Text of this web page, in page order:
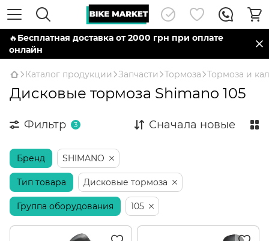
🔥Бесплатная доставка от 2000 грн при оплате
онлайн
Каталог продукции Запчасти Тормоза Тормоза и
Дисковые тормоза Shimano 105
Фильтр 3 Сначала новые
Бренд SHIMANO
Тип товара Дисковые тормоза
Группа оборудования 105